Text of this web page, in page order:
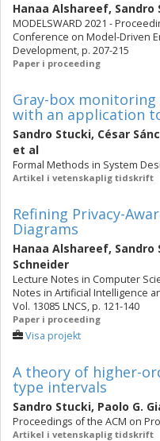
Hanaa Alshareef, Sandro
MODELSWARD 2021 -
Conference on Model-Driven
Development, p. 207-215
Paper i proceeding
Gray-box
with an application
Sandro Stucki, César
et al
Formal Methods in System
Artikel i vetenskaplig tidskrift
Refining Privacy-
Diagrams
Hanaa Alshareef, Sandro
Schneider
Lecture Notes in Computer
Notes in Artificial Intelligence
Vol. 13085 LNCS, p. 121-140
Paper i proceeding
Visa projekt
A theory of higher-
type intervals
Sandro Stucki, Paolo G.
Proceedings of the ACM on
Artikel i vetenskaplig tidskrift